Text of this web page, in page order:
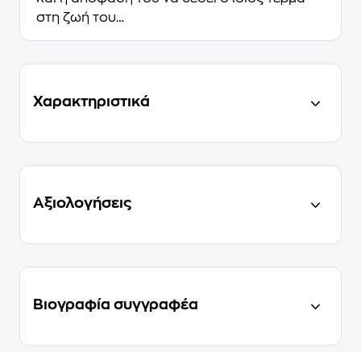
στη ζωή του…
Χαρακτηριστικά
Αξιολογήσεις
Βιογραφία συγγραφέα